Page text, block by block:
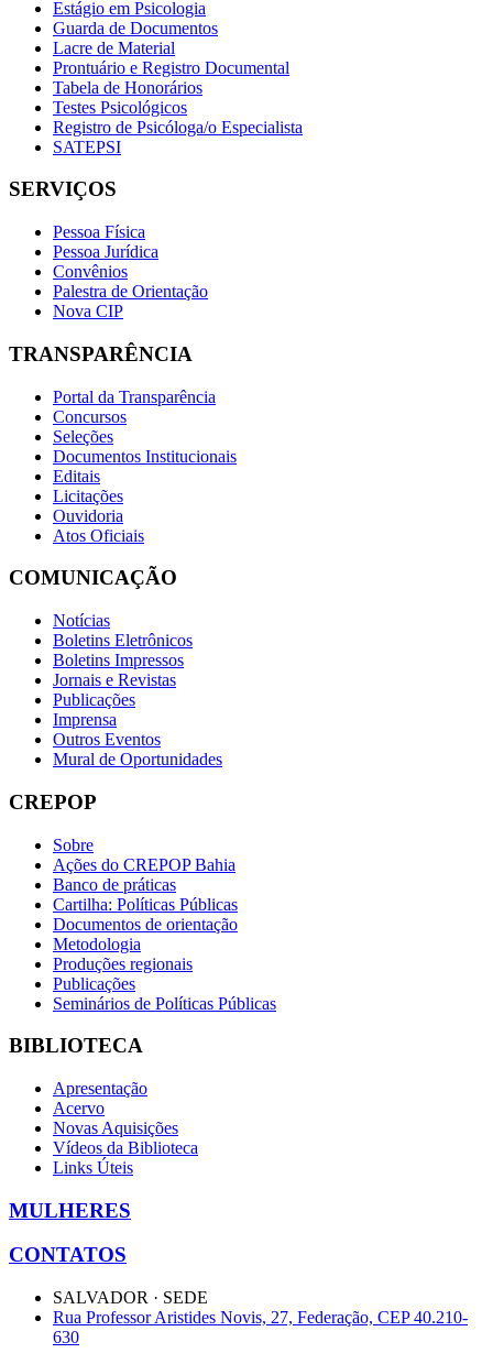
Estágio em Psicologia
Guarda de Documentos
Lacre de Material
Prontuário e Registro Documental
Tabela de Honorários
Testes Psicológicos
Registro de Psicóloga/o Especialista
SATEPSI
SERVIÇOS
Pessoa Física
Pessoa Jurídica
Convênios
Palestra de Orientação
Nova CIP
TRANSPARÊNCIA
Portal da Transparência
Concursos
Seleções
Documentos Institucionais
Editais
Licitações
Ouvidoria
Atos Oficiais
COMUNICAÇÃO
Notícias
Boletins Eletrônicos
Boletins Impressos
Jornais e Revistas
Publicações
Imprensa
Outros Eventos
Mural de Oportunidades
CREPOP
Sobre
Ações do CREPOP Bahia
Banco de práticas
Cartilha: Políticas Públicas
Documentos de orientação
Metodologia
Produções regionais
Publicações
Seminários de Políticas Públicas
BIBLIOTECA
Apresentação
Acervo
Novas Aquisições
Vídeos da Biblioteca
Links Úteis
MULHERES
CONTATOS
SALVADOR · SEDE
Rua Professor Aristides Novis, 27, Federação, CEP 40.210-
630